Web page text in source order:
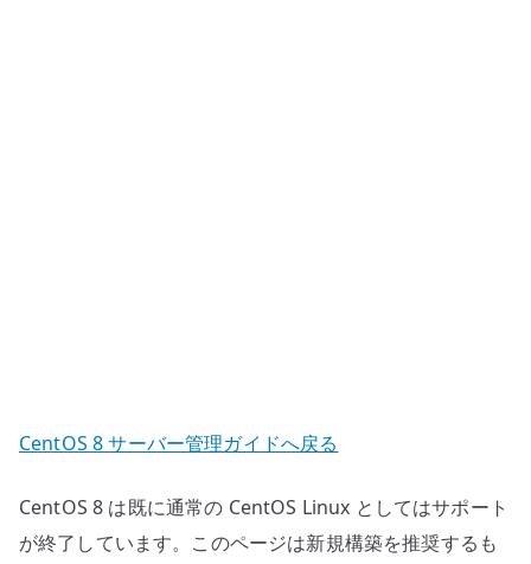
CentOS 8 サーバー管理ガイドへ戻る
CentOS 8 は既に通常の CentOS Linux としてはサポート
が終了しています。このページは新規構築を推奨するも